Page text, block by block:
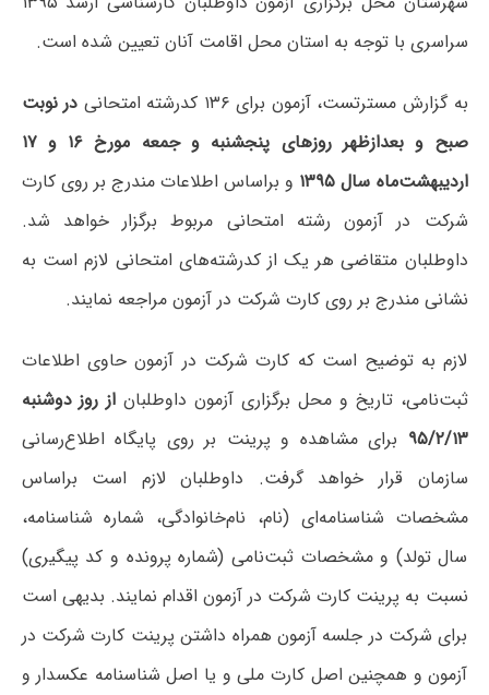
سراسری با توجه به استان محل اقامت آنان تعیین شده است.
به گزارش مسترتست، آزمون برای ‌۱۳۶ کدرشته‌‌ امتحانی‌
در نوبت
صبح و بعدازظهر روزهای پنجشنبه و جمعه مورخ ۱۶ و ۱۷
اردیبهشت‌ماه سال ۱۳۹۵
و براساس اطلاعات مندرج بر روی کارت
شرکت در آزمون رشته امتحانی مربوط برگزار خواهد شد.
داوطلبان‌ متقاضی‌ هر یک‌ از کدرشته‌های امتحانی‌ لازم‌ است‌ به
نشانی مندرج بر روی کارت شرکت در آزمون مراجعه نمایند.
لازم به توضیح است که کارت شرکت در آزمون حاوی اطلاعات
ثبت‌نامی، تاریخ و محل برگزاری آزمون داوطلباناز روز دوشنبه
۹۵/۲/۱۳ برای مشاهده و پرینت بر روی پایگاه اطلاع‌رسانی
سازمان قرار خواهد گرفت. داوطلبان لازم است براساس
مشخصات شناسنامه‌ای (نام‌، نام‌خانوادگی، شماره شناسنامه،
سال تولد) و مشخصات ثبت‌نامی (شماره پرونده و کد پیگیری)
نسبت به پرینت کارت شرکت در آزمون اقدام نمایند. بدیهی است
برای شرکت در جلسه آزمون همراه داشتن پرینت کارت شرکت در
آزمون و همچنین اصل کارت ملی و یا اصل شناسنامه عکسدار و